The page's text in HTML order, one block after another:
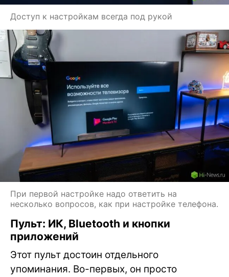
Доступ к настройкам всегда под рукой
При первой настройке надо ответить на
несколько вопросов, как при настройке телефона.
Пульт: ИК, Bluetooth и кнопки
приложений
Этот пульт достоин отдельного
упоминания. Во-первых, он просто